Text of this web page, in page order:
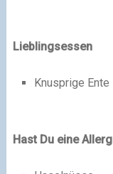
Lieblingsessen
Knusprige
Hast Du eine